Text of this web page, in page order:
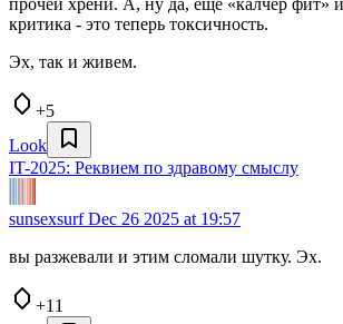
прочей хрени. А, ну да, еще «калчер фит»
критика - это теперь токсичность.
Эх, так и живем.
+5
Look
IT-2025: Реквием по здравому смыслу
sunsexsurfDec 26 2025 at 19:57
вы разжевали и этим сломали шутку. Эх.
+11